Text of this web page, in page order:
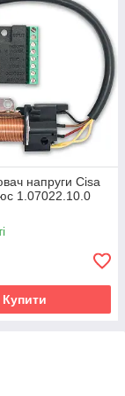
напруги Cisa
1.07022.10.0
Купити